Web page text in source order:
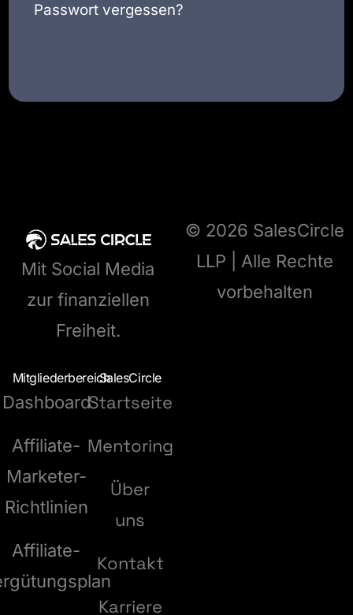
Passwort vergessen?
Mit Social Media
zur finanziellen
Freiheit.
Mitgliederbereich
Dashboard
Affiliate-
Marketer-
Richtlinien
Affiliate-
SalesCircle
Startseite
Mentoring
Über
uns
Kontakt
Karriere
© 2026 SalesCircle
LLP | Alle Rechte
vorbehalten